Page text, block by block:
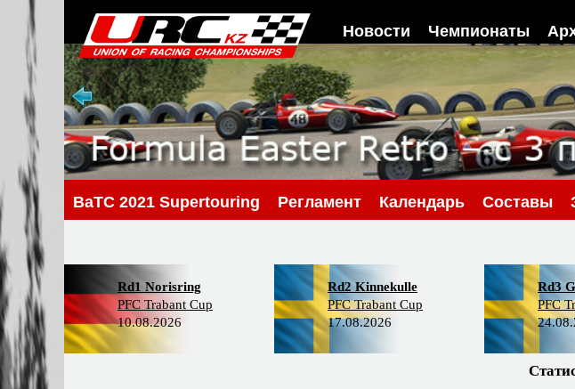
Новости Чемпионаты
BaTC 2021 Supertouring Регламент Календарь Составы
Rd1 Norisring
PFC Trabant Cup
10.08.2026
Rd2 Kinnekulle
PFC Trabant Cup
17.08.2026
Rd3
PFC